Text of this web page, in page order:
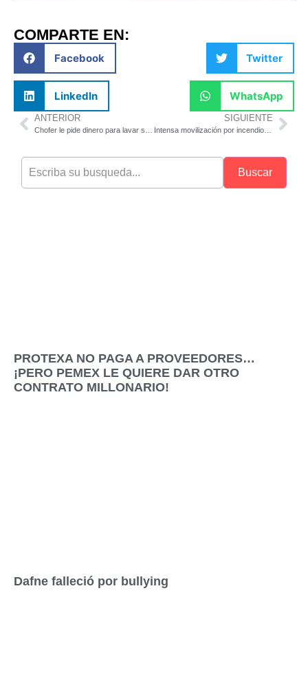
COMPARTE EN:
Facebook Twitter
LinkedIn WhatsApp
ANTERIOR SIGUIENTE
Intensa movilización por incendio en casa habitación
Buscar
PROTEXA NO PAGA A PROVEEDORES…
¡PERO PEMEX LE QUIERE DAR OTRO
CONTRATO MILLONARIO!
Dafne falleció por bullying